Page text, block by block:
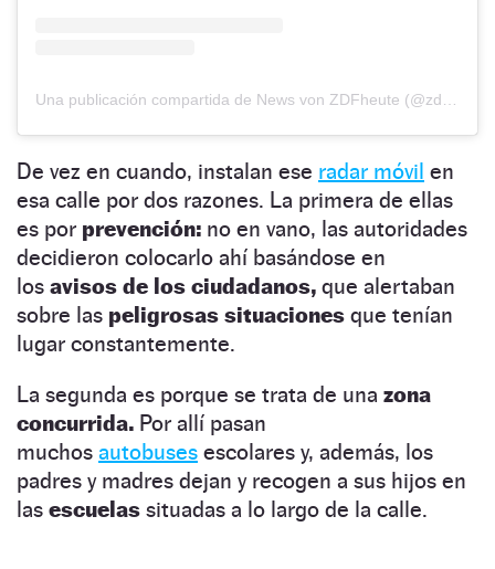
Una publicación compartida de News von ZDFheute (@zdfheute)
De vez en cuando, instalan ese radar móvil en
esa calle por dos razones. La primera de ellas
es por prevención: no en vano, las autoridades
decidieron colocarlo ahí basándose en
los avisos de los ciudadanos, que alertaban
sobre las peligrosas situaciones que tenían
lugar constantemente.
La segunda es porque se trata de una zona
concurrida. Por allí pasan
muchos autobuses escolares y, además, los
padres y madres dejan y recogen a sus hijos en
las escuelas situadas a lo largo de la calle.